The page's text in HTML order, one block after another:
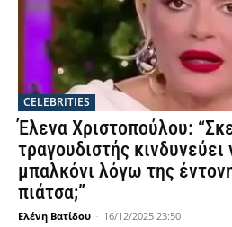
CELEBRITIES
Έλενα Χριστοπούλου:
τραγουδιστής
μπαλκόνι λόγω της
πιάτσα;”
Ελένη Βατίδου - 16/12/2025 23:50